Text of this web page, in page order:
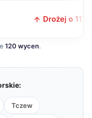
Drożej o 117
120 wycen.
Tczew